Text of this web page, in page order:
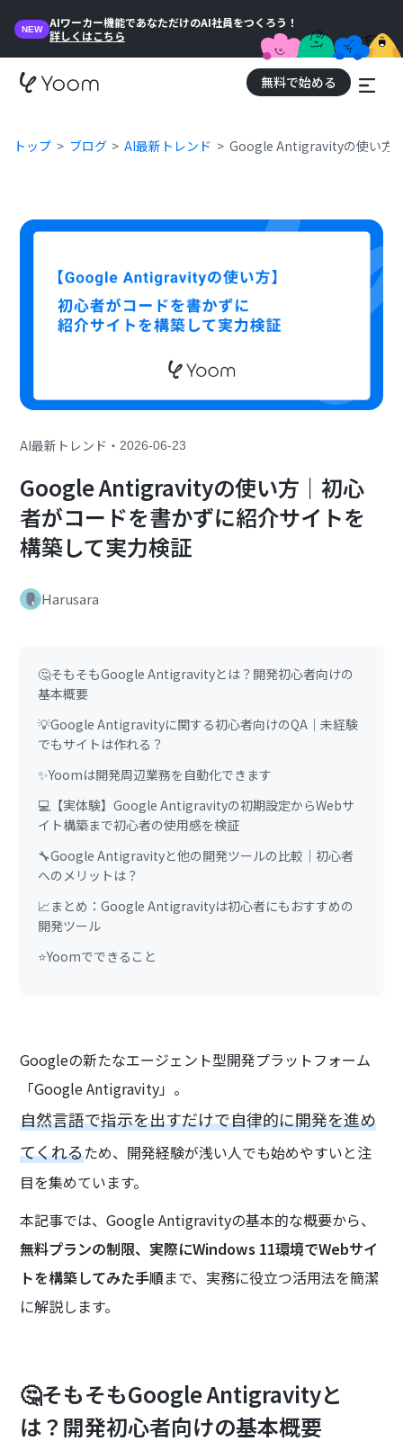
NEW
AIワーカー機能であなただけのAI社員をつくろう！
詳しくはこちら
無料で始める
トップ ブログ AI最新トレンド Google Antigravityの使い方
AI最新トレンド ・2026-06-23
Google Antigravityの使い方｜初心
者がコードを書かずに紹介サイトを
構築して実力検証
Harusara
🤔そもそもGoogle Antigravityとは？開発初心者向けの
基本概要
💡Google Antigravityに関する初心者向けのQA｜未経験
でもサイトは作れる？
✨Yoomは開発周辺業務を自動化できます
💻【実体験】Google Antigravityの初期設定からWebサ
イト構築まで初心者の使用感を検証
🔧Google Antigravityと他の開発ツールの比較｜初心者
へのメリットは？
📈まとめ：Google Antigravityは初心者にもおすすめの
開発ツール
⭐Yoomでできること
Googleの新たなエージェント型開発プラットフォーム
「Google Antigravity」。
自然言語で指示を出すだけで自律的に開発を進め
てくれるため、開発経験が浅い人でも始めやすいと注
目を集めています。
本記事では、Google Antigravityの基本的な概要から、
無料プランの制限、実際にWindows 11環境でWebサイ
トを構築してみた手順まで、実務に役立つ活用法を簡潔
に解説します。
🤔そもそもGoogle Antigravityと
は？開発初心者向けの基本概要